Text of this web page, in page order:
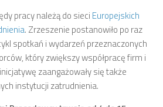
pracy należą do sieci Europejskich
. Zrzeszenie postanowiło po raz
spotkań i wydarzeń przeznaczonych
który zwiększy współpracę firm i
zaangażowały się także
instytucji zatrudnienia.